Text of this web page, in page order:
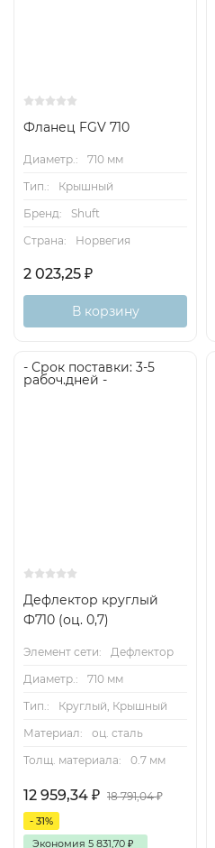
Фланец FGV 710
Диаметр.:
710 мм
Тип.:
Крышный
Бренд:
Shuft
Страна:
Норвегия
2 023,25 ₽
В корзину
- Срок поставки: 3-5
рабоч.дней -
Дефлектор круглый
Ф710 (оц. 0,7)
Элемент сети:
Дефлектор
Диаметр.:
710 мм
Тип.:
Круглый, Крышный
Материал:
оц. сталь
Толщ. материала:
0.7 мм
12 959,34 ₽ 18 791,04₽
- 31%
Экономия 5 831,70 ₽